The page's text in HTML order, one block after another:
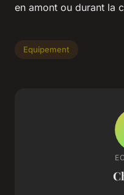
en amont ou durant la
Equipement